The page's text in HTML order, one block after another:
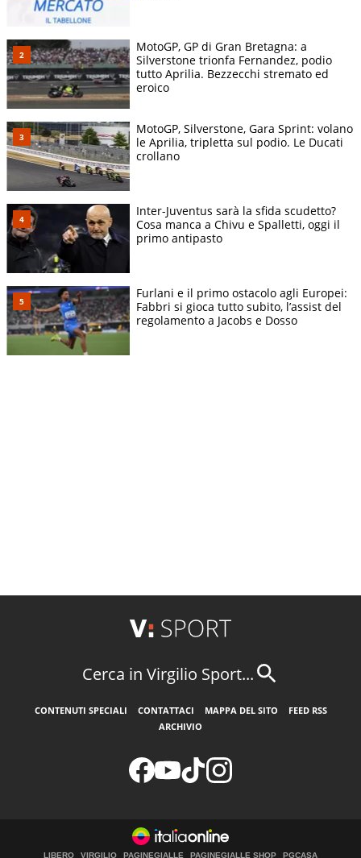
MotoGP, GP di Gran Bretagna: a
Silverstone trionfa Fernandez, podio
tutto Aprilia. Bezzecchi stremato ed
eroico
MotoGP, Silverstone, Gara Sprint: volano
le Aprilia, tripletta sul podio. Le Ducati
crollano
Inter-Juventus sarà la sfida scudetto?
Cosa manca a Chivu e Spalletti, oggi il
primo antipasto
Furlani e il primo ostacolo agli Europei:
Fabbri si gioca tutto subito, l’assist del
regolamento a Jacobs e Dosso
Cerca in Virgilio Sport...
CONTENUTI SPECIALI CONTATTACI MAPPA DEL SITO
FEED RSS
ARCHIVIO
LIBERO VIRGILIO PAGINEGIALLE PAGINEGIALLE SHOP PGCASA